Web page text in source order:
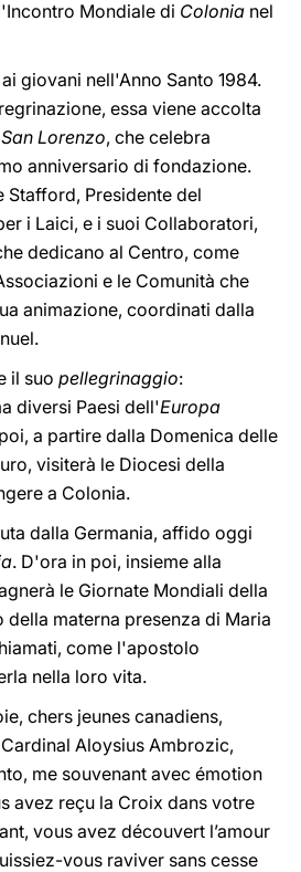
Mondiale di Colonia nel
giovani nell'Anno Santo 1984.
essa viene accolta
Lorenzo, che celebra
anniversario di fondazione.
Stafford, Presidente del
i Laici, e i suoi Collaboratori,
dedicano al Centro, come
e le Comunità che
animazione, coordinati dalla
il suo pellegrinaggio:
diversi Paesi dell'Europa
a partire dalla Domenica delle
visiterà le Diocesi della
a Colonia.
dalla Germania, affido oggi
. D'ora in poi, insieme alla
le Giornate Mondiali della
della materna presenza di Maria
come l'apostolo
nella loro vita.
chers jeunes canadiens,
Aloysius Ambrozic,
me souvenant avec émotion
avez reçu la Croix dans votre
vous avez découvert l’amour
vous raviver sans cesse